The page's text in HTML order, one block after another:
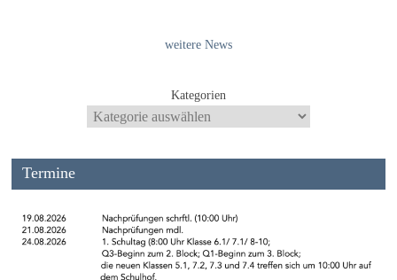
weitere News
Kategorien
Termine